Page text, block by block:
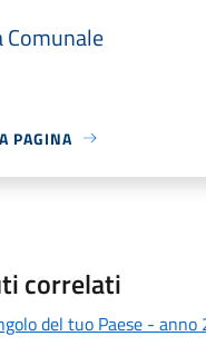
Comunale
PAGINA
correlati
del tuo Paese - anno